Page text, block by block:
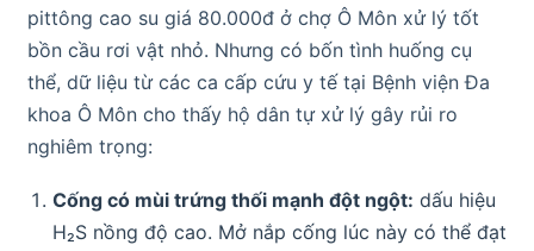
pittông cao su giá 80.000đ ở chợ Ô Môn xử lý tốt
bồn cầu rơi vật nhỏ. Nhưng có bốn tình huống cụ
thể, dữ liệu từ các ca cấp cứu y tế tại Bệnh viện Đa
khoa Ô Môn cho thấy hộ dân tự xử lý gây rủi ro
nghiêm trọng:
Cống có mùi trứng thối mạnh đột ngột: dấu hiệu
H₂S nồng độ cao. Mở nắp cống lúc này có thể đạt